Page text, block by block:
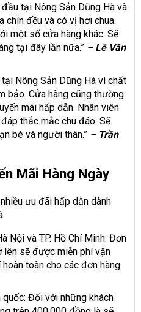
tại Nông Sản Dũng Hà và
chín đều và có vị hơi chua.
một số cửa hàng khác. Sẽ
tại đây lần nữa.” – Lê Văn
Nông Sản Dũng Hà vì chất
bảo. Cửa hàng cũng thường
mãi hấp dẫn. Nhân viên
thắc mắc chu đáo. Sẽ
bè và người thân.” – Trần
Mãi Hàng Ngày
ưu đãi hấp dẫn dành
Nội và TP. Hồ Chí Minh: Đơn
sẽ được miễn phí vận
toàn cho các đơn hàng
quốc: Đối với những khách